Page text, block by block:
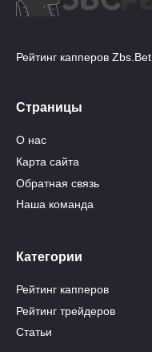
Рейтинг капперов Zbs.Bet
Страницы
О нас
Карта сайта
Обратная связь
Наша команда
Категории
Рейтинг капперов
Рейтинг трейдеров
Статьи